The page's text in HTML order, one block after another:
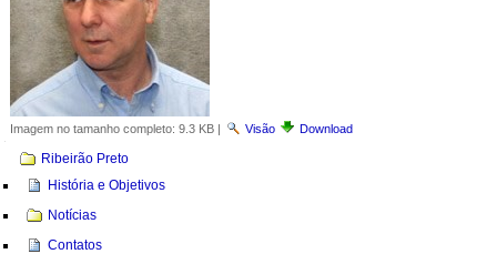
Imagem no tamanho completo: 9.3 KB| Visão Download
Ribeirão Preto
História e Objetivos
Notícias
Contatos